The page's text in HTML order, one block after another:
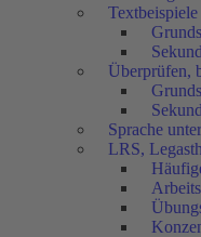
Textbeispiele
Überprüfen,
Sprache
LRS,